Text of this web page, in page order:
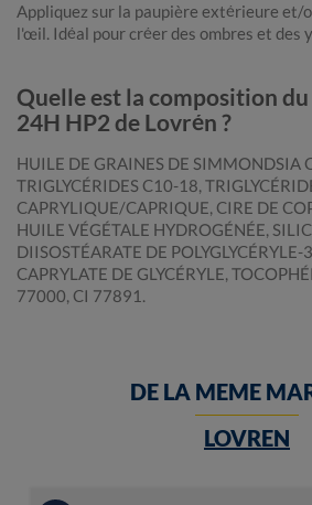
Appliquez sur la paupière extérieure et/
l'œil. Idéal pour créer des ombres et des
Quelle est la composition
24H HP2 de Lovrén ?
HUILE DE GRAINES DE SIMMONDSIA
TRIGLYCÉRIDES C10-18,
CAPRYLIQUE/CAPRIQUE, CIRE DE
HUILE VÉGÉTALE HYDROGÉNÉE,
DIISOSTÉARATE DE POLYGLYCÉRYLE-
CAPRYLATE DE GLYCÉRYLE,
77000, CI 77891.
DE LA MEME
LOVREN